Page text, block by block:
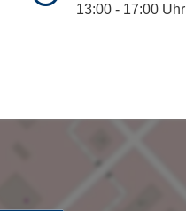
13:00 - 17:00 Uhr